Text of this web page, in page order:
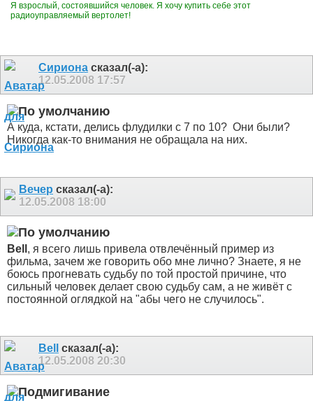
Я взрослый, состоявшийся человек. Я хочу купить себе этот
радиоуправляемый вертолет!
Сириона сказал(-а):
12.05.2008 17:57
А куда, кстати, делись флудилки с 7 по 10? Они были?
Никогда как-то внимания не обращала на них.
Вечер сказал(-а):
12.05.2008 18:00
Bell , я всего лишь привела отвлечённый пример из
фильма, зачем же говорить обо мне лично? Знаете, я не
боюсь прогневать судьбу по той простой причине, что
сильный человек делает свою судьбу сам, а не живёт с
постоянной оглядкой на "абы чего не случилось".
Bell
сказал(-а):
12.05.2008 20:30